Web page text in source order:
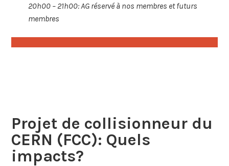
20h00 – 21h00: AG réservé à nos membres et futurs
membres
Projet de collisionneur du
CERN (FCC): Quels
impacts?